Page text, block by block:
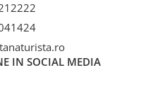
IN SOCIAL MEDIA